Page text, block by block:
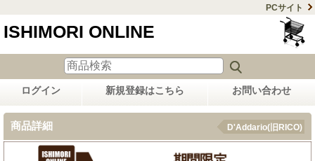
PCサイト
ISHIMORI ONLINE
ログイン 新規登録はこちら お問い合わせ
商品詳細 D'Addario(旧RICO)